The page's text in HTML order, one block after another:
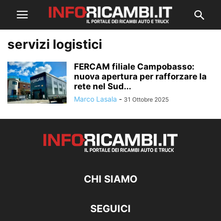
servizi logistici
FERCAM filiale Campobasso:
nuova apertura per rafforzare la
rete nel Sud...
Marco Lasala - 31 Ottobre 2025
CHI SIAMO
SEGUICI